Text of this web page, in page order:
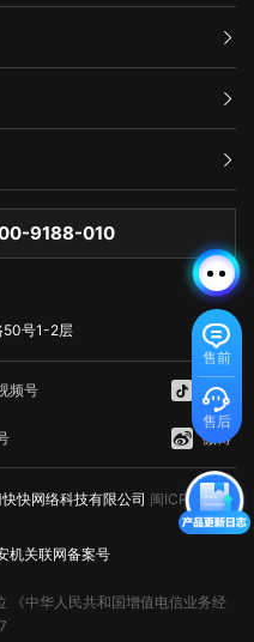
安保人员，将为您提供从机房
排除等全方位的365*7*24小时
根据各党政机关、企事业单位网
决方案，明确保护对象、保护层
书长兼六局局长冯希望同志等十
祝愿，对中国电信集团，厦门快
波电视台等新闻媒体。 相关
民网
c186950-31163479.html 杭
content/2018-
01/20/008719293.shtml 东
auto/news/csj/20180119/
201801/
html/2018-
21/content_27403629.htm?
新华社
share/index.html?
浙江日报
node_16.htm
中小企业的数据中心建设与发展
展服务，专致于资源整合型，智
价值、团队能量、社会资源的调
终端、可穿戴设备的广泛普及改
，未来整个人类社会将演变成包
据的存储、处理、计算需要更强
数据中心的重要性日益凸显。随
规范，IDC服务商服务能力不断
分享、创新成为这个时期的主旋
华南IDC联盟组委会继2015、
启动“2017•IDC产业新生态—暨
人士共同探讨目前所面临的机遇
促进大数据和云计算产业的全面
售前
售后
9188-010
50号1-2层
频号 抖音
微博
快网络科技有限公司 闽ICP备
机关联网备案号
《中华人民共和国增值电信业务经